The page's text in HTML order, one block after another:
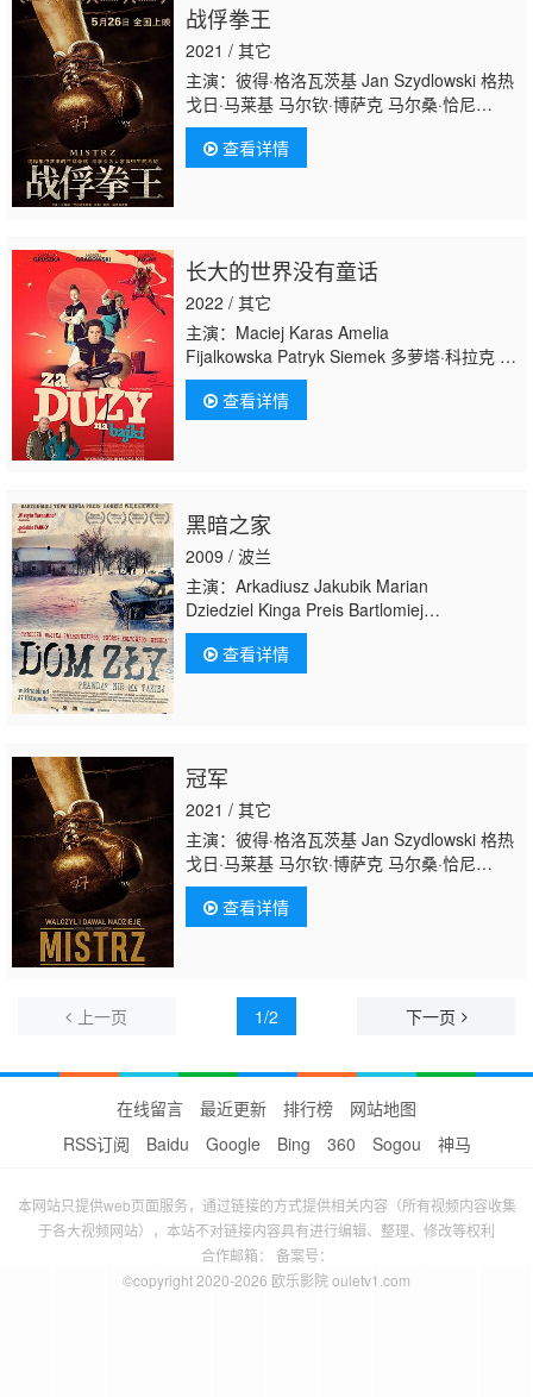
战俘拳王
2021 / 其它
主演：彼得·格洛瓦茨基 Jan Szydlowski 格热
戈日·马莱基 马尔钦·博萨克 马尔桑·恰尼
克 Marek Kasprzyk 皮特·维特科夫斯基 马里
安·杰奇茨 拉法尔·扎维鲁查 卡米尔·谢普特茨
基 Marianna Pawlisz Zbigniew
Artman 安杰伊·皮耶钦斯基 Ryszard
Kluge Kon
查看详情
长大的世界没有童话
2022 / 其它
主演：Maciej Karas Amelia
Fijalkowska Patryk Siemek 多萝塔·科拉克 卡
罗利娜·格鲁什卡 安德烈·格拉博夫斯
基 Nikodem Balczus Marcin Dabrowski Ewa
Dolska Tomasz Gregorczyk Oliwier
查看详情
黑暗之家
2009 / 波兰
主演：Arkadiusz Jakubik Marian
Dziedziel Kinga Preis Bartlomiej
Topa Katarzyna Cynke Robert
Wabich Robert Wieckiewicz Krzysztof
Czeczot Eryk Lubos Lech Dyblik Marcin
查看详情
冠军
2021 / 其它
主演：彼得·格洛瓦茨基 Jan Szydlowski 格热
戈日·马莱基 马尔钦·博萨克 马尔桑·恰尼
克 Marek Kasprzyk 皮特·维特科夫斯基 马里
安·杰奇茨 拉法尔·扎维鲁查 卡米尔·谢普特茨
基 Marianna Pawlisz Zbigniew
利克 Marek Kossakowski Grzegorz
Artman 安杰伊·皮耶钦斯基 Ryszard
查看详情
上一页 1/2 下一页
在线留言 最近更新 排行榜
网站地图
RSS订阅
Baidu Google Bing 360 Sogou 神马
本网站只提供web页面服务，通过链接的方式提供相关内容（所有视频内容收集
于各大视频网站），本站不对链接内容具有进行编辑、整理、修改等权利
合作邮箱： 备案号：
©copyright 2020-2026 欧乐影院 ouletv1.com